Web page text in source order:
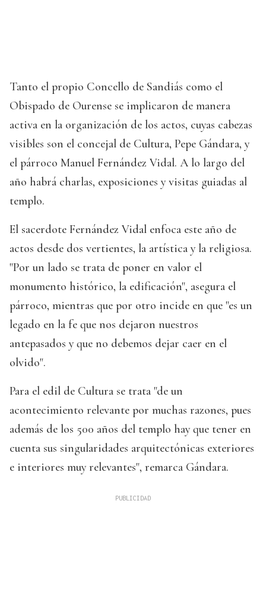
Tanto el propio Concello de Sandiás como el
Obispado de Ourense se implicaron de manera
activa en la organización de los actos, cuyas cabezas
visibles son el concejal de Cultura, Pepe Gándara, y
el párroco Manuel Fernández Vidal. A lo largo del
año habrá charlas, exposiciones y visitas guiadas al
templo.
El sacerdote Fernández Vidal enfoca este año de
actos desde dos vertientes, la artística y la religiosa.
"Por un lado se trata de poner en valor el
monumento histórico, la edificación", asegura el
párroco, mientras que por otro incide en que "es un
legado en la fe que nos dejaron nuestros
antepasados y que no debemos dejar caer en el
olvido".
Para el edil de Cultura se trata "de un
acontecimiento relevante por muchas razones, pues
además de los 500 años del templo hay que tener en
cuenta sus singularidades arquitectónicas exteriores
e interiores muy relevantes", remarca Gándara.